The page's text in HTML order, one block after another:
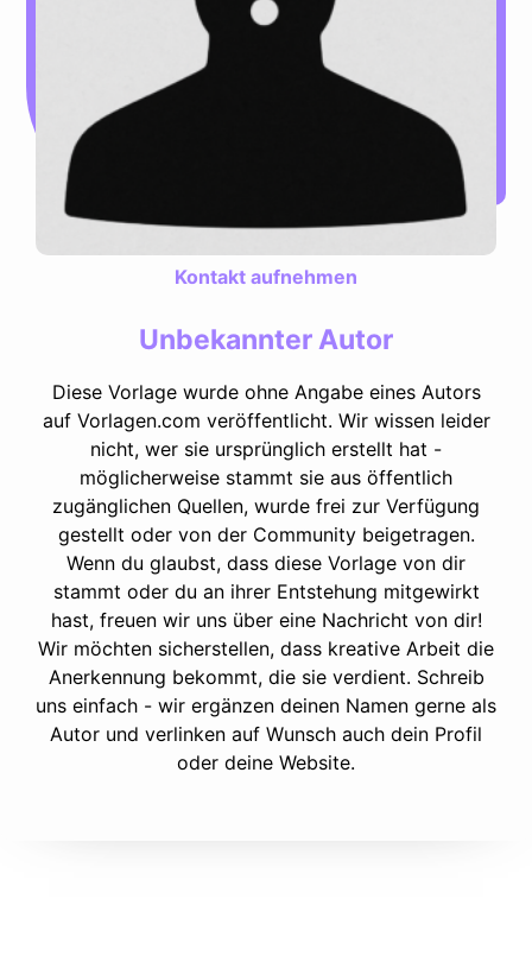
Kontakt aufnehmen
Unbekannter Autor
Diese Vorlage wurde ohne Angabe eines Autors
auf Vorlagen.com veröffentlicht. Wir wissen leider
nicht, wer sie ursprünglich erstellt hat -
möglicherweise stammt sie aus öffentlich
zugänglichen Quellen, wurde frei zur Verfügung
gestellt oder von der Community beigetragen.
Wenn du glaubst, dass diese Vorlage von dir
stammt oder du an ihrer Entstehung mitgewirkt
hast, freuen wir uns über eine Nachricht von dir!
Wir möchten sicherstellen, dass kreative Arbeit die
Anerkennung bekommt, die sie verdient. Schreib
uns einfach - wir ergänzen deinen Namen gerne als
Autor und verlinken auf Wunsch auch dein Profil
oder deine Website.